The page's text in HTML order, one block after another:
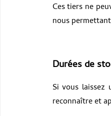
Ces tiers ne
nous
Durées de
Si vous laissez
reconnaître et